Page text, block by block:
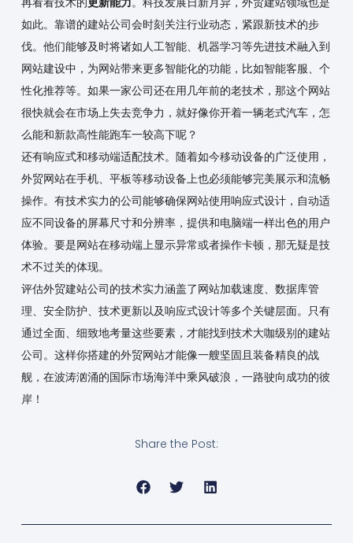
如此。靠谱的建站公司会时刻关注行业动态，紧跟新技术的步
伐。他们能够及时将诸如人工智能、机器学习等先进技术融入到
网站建设中，为网站带来更多智能化的功能，比如智能客服、个
性化推荐等。如果一家公司还在用几年前的老技术，那这个网站
很快就会在市场上失去竞争力，就好像你开着一辆老式汽车，怎
么能和新款高性能跑车一较高下呢？
还有响应式和移动端适配技术。随着如今移动设备的广泛使用，
外贸网站在手机、平板等移动设备上也必须能够完美展示和流畅
操作。有技术实力的公司能够确保网站使用响应式设计，自动适
应不同设备的屏幕尺寸和分辨率，提供和电脑端一样出色的用户
体验。要是网站在移动端上显示异常或者操作卡顿，那无疑是技
术不过关的体现。
评估外贸建站公司的技术实力涵盖了网站加载速度、数据库管
理、安全防护、技术更新以及响应式设计等多个关键层面。只有
通过全面、细致地考量这些要素，才能找到技术大咖级别的建站
公司。这样你搭建的外贸网站才能像一艘坚固且装备精良的战
舰，在波涛汹涌的国际市场海洋中乘风破浪，一路驶向成功的彼
岸！
Share the Post: